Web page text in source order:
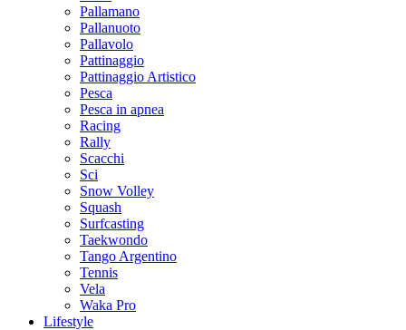
Pallamano
Pallanuoto
Pallavolo
Pattinaggio
Pattinaggio Artistico
Pesca
Pesca in apnea
Racing
Rally
Scacchi
Sci
Snow Volley
Squash
Surfcasting
Taekwondo
Tango Argentino
Tennis
Vela
Waka Pro
Lifestyle